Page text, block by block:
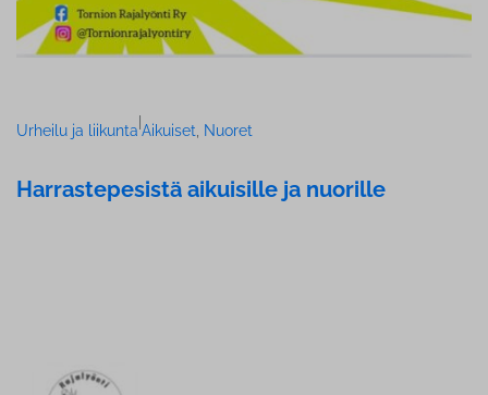
Urheilu ja liikunta Aikuiset, Nuoret
Har­ras­te­pe­sis­tä aikuisille ja nuorille